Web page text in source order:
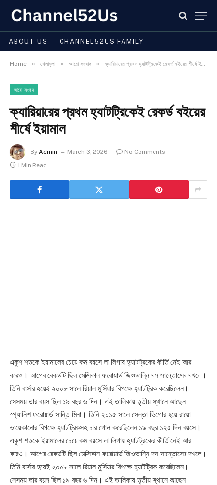
ABOUT US CHANNEL52US FAMILY
Home » খেলাধুলা » আরো সংবাদ » ক্যারিয়ারের প্রথম হ্যাটট্রিকেই রেকর্ড বইয়ের শীর্ষে ইয়ামাল
আরো সংবাদ
ক্যারিয়ারের প্রথম হ্যাটট্রিকেই রেকর্ড বইয়ের
শীর্ষে ইয়ামাল
By Admin March 3, 2026
No Comments
1 Min Read
একুশ শতকে ইয়ামালের চেয়ে কম বয়সে লা লিগায় হ্যাটট্রিকের কীর্তি নেই আর
কারও। আগের রেকর্ডটি ছিল মেক্সিকান ফরোয়ার্ড জিওভান্নি দস সান্তোসের দখলে।
তিনি বার্সার হয়েই ২০০৮ সালে রিয়াল মুর্সিয়ার বিপক্ষে হ্যাটট্রিক করেছিলেন।
সেসময় তার বয়স ছিল ১৯ বছর ৬ দিন। এই তালিকায় তৃতীয় স্থানে আছেন
স্প্যানিশ ফরোয়ার্ড সান্তি মিনা। তিনি ২০১৫ সালে সেল্তা ভিগোর হয়ে রায়ো
ভায়েকানোর বিপক্ষে হ্যাটট্রিকসহ চার গোল করেছিলেন ১৯ বছর ১২৫ দিন বয়সে।
একুশ শতকে ইয়ামালের চেয়ে কম বয়সে লা লিগায় হ্যাটট্রিকের কীর্তি নেই আর
কারও। আগের রেকর্ডটি ছিল মেক্সিকান ফরোয়ার্ড জিওভান্নি দস সান্তোসের দখলে।
তিনি বার্সার হয়েই ২০০৮ সালে রিয়াল মুর্সিয়ার বিপক্ষে হ্যাটট্রিক করেছিলেন।
সেসময় তার বয়স ছিল ১৯ বছর ৬ দিন। এই তালিকায় তৃতীয় স্থানে আছেন